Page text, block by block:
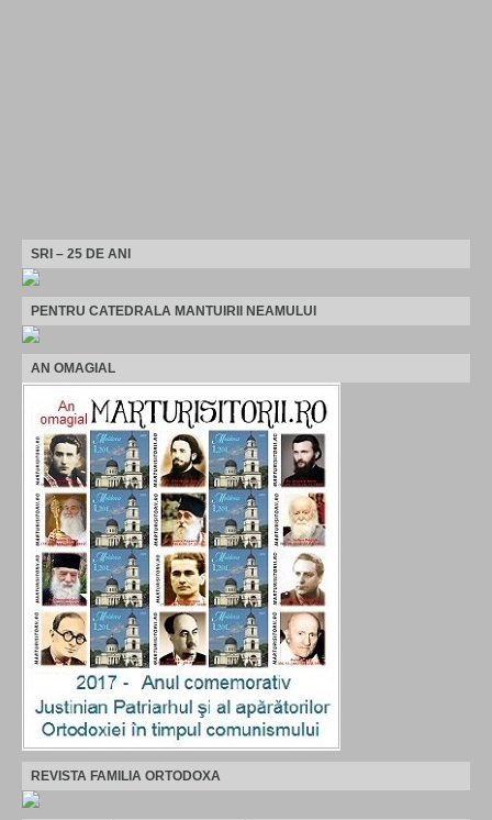
SRI – 25 DE ANI
PENTRU CATEDRALA MANTUIRII NEAMULUI
AN OMAGIAL
REVISTA FAMILIA ORTODOXA